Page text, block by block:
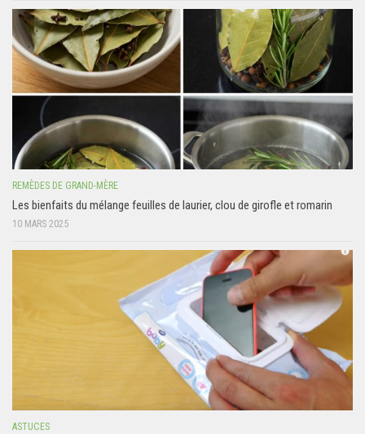
REMÈDES DE GRAND-MÈRE
Les bienfaits du mélange feuilles de laurier, clou de girofle et romarin
10 MARS 2025
ASTUCES